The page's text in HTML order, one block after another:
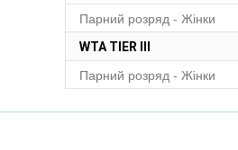
Парний розряд - Жінки
WTA TIER III
Парний розряд - Жінки